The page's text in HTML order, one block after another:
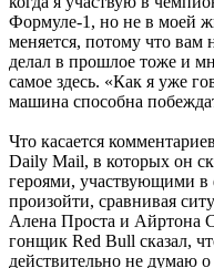
Формуле-1, но не в моей
меняется, потому что вам
делал в прошлое тоже и
самое здесь. «Как я уже
машина способна
Что касается
Daily Mail, в которых он
героями, участвующими
произойти, сравнивая
Алена Проста и Айртона
гонщик Red Bull сказал,
действительно не думаю